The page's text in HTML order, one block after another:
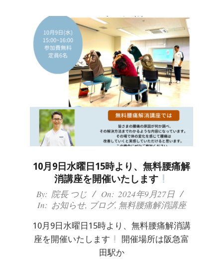
10月9日水曜日15時より、無料腰痛解
消講座を開催いたします
2024-
09-
By: 院長 つじ On: 2024年9月27日
In: お知らせ, ブログ, 無料腰痛解消講座
10月9日水曜日15時より、無料腰痛解消講
座を開催いたします
開催場所は阪急富
田駅か